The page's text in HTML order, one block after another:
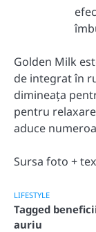
Golden Milk
de integrat în
dimineața
pentru
aduce
Sursa foto +
LIFESTYLE
Tagged
auriu